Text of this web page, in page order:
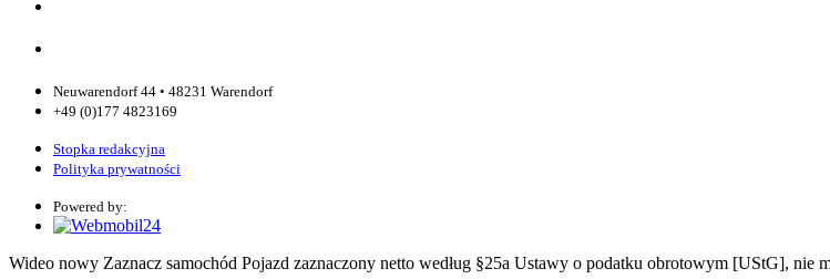
Neuwarendorf 44 • 48231 Warendorf
+49 (0)177 4823169
Stopka redakcyjna
Polityka prywatności
Powered by:
Wideo nowy Zaznacz samochód Pojazd zaznaczony netto według §25a Ustawy o podatku obrotowym [UStG], nie